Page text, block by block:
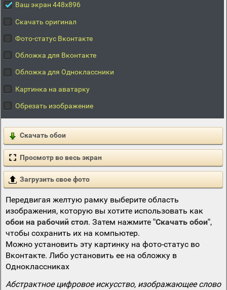
Ваш экран 448x896
Скачать оригинал
Фото-статус Вконтакте
Обложка для Вконтакте
Обложка для Одноклассники
Картинка на аватарку
Обрезать изображение
Скачать обои
Просмотр во весь экран
Загрузить свое фото
Передвигая желтую рамку выберите область
изображения, которую вы хотите использовать как
обои на рабочий стол. Затем нажмите "Скачать обои",
чтобы сохранить их на компьютер.
Можно установить эту картинку на фото-статус во
Вконтакте. Либо установить ее на обложку в
Одноклассниках
Абстрактное цифровое искусство, изображающее слово